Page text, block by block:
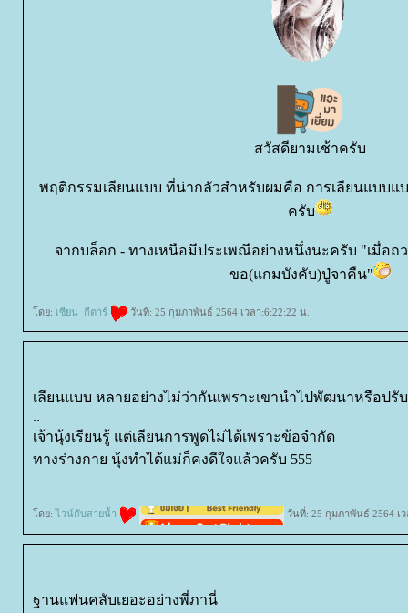
สวัสดียามเช้าครับ
พฤติกรรมเลียนแบบ ที่น่ากลัวสำหรับผมคือ การเลียนแบบแ
ครับ
จากบล็อก - ทางเหนือมีประเพณีอย่างหนึ่งนะครับ "เมื่อถ
ขอ(แกมบังคับ)ปู่จาคืน"
ดย: เซียน_กีตาร์ วันที่: 25 กุมภาพันธ์ 2564 เวลา:6:22:22 น.
เลียนแบบ หลายอย่างไม่ว่ากันเพราะเขานำไปพัฒนาหรือป
..
เจ้านุ้งเรียนรู้ แต่เลียนการพูดไม่ได้เพราะข้อจำกัด
ทางร่างกาย นุ้งทำได้แม่ก็คงดีใจแล้วครับ 555
ดย: ไวน์กับสายน้ำ วันที่: 25 กุมภาพันธ์ 2564 เ
ฐานแฟนคลับเยอะอย่างพี่ภานี่